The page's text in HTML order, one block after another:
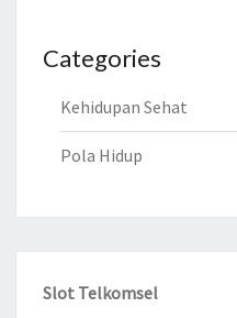
Categories
Kehidupan Sehat
Pola Hidup
Slot Telkomsel